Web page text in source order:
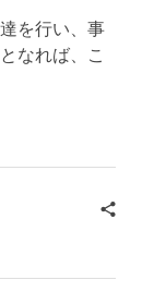
を行い、事
なれば、こ